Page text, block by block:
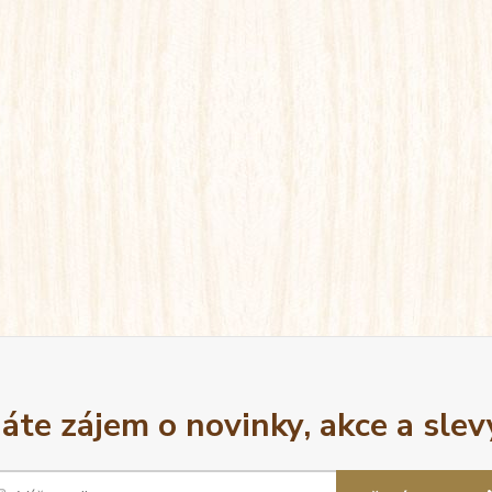
zájem o novinky, akce a